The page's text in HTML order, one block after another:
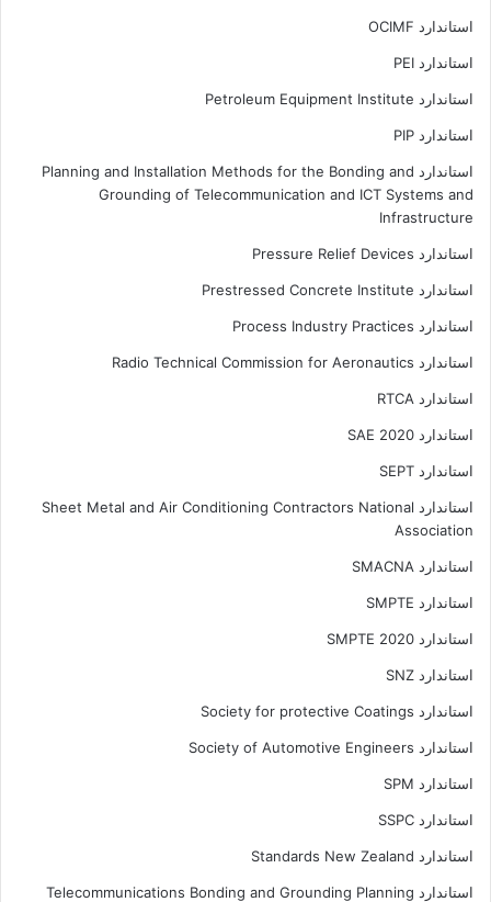
استاندارد OCIMF
استاندارد PEI
استاندارد Petroleum Equipment Institute
استاندارد PIP
استاندارد Planning and Installation Methods for the Bonding and
Grounding of Telecommunication and ICT Systems and
Infrastructure
استاندارد Pressure Relief Devices
استاندارد Prestressed Concrete Institute
استاندارد Process Industry Practices
استاندارد Radio Technical Commission for Aeronautics
استاندارد RTCA
استاندارد SAE 2020
استاندارد SEPT
استاندارد Sheet Metal and Air Conditioning Contractors National
Association
استاندارد SMACNA
استاندارد SMPTE
استاندارد SMPTE 2020
استاندارد SNZ
استاندارد Society for protective Coatings
استاندارد Society of Automotive Engineers
استاندارد SPM
استاندارد SSPC
استاندارد Standards New Zealand
استاندارد Telecommunications Bonding and Grounding Planning